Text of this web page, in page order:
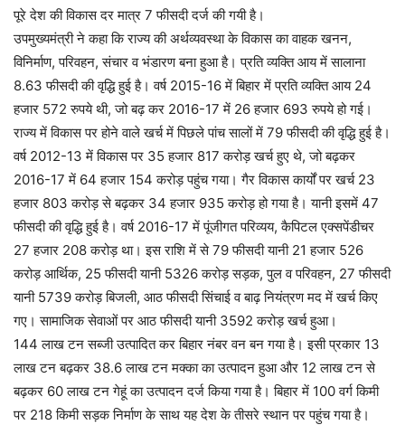
पूरे देश की विकास दर मात्र 7 फीसदी दर्ज की गयी है।
उपमुख्यमंत्री ने कहा कि राज्य की अर्थव्यवस्था के विकास का वाहक खनन,
विनिर्माण, परिवहन, संचार व भंडारण बना हुआ है। प्रति व्यक्ति आय में सालाना
8.63 फीसदी की वृद्धि हुई है। वर्ष 2015-16 में बिहार में प्रति व्यक्ति आय 24
हजार 572 रुपये थी, जो बढ़ कर 2016-17 में 26 हजार 693 रुपये हो गई।
राज्य में विकास पर होने वाले खर्च में पिछले पांच सालों में 79 फीसदी की वृद्धि हुई है।
वर्ष 2012-13 में विकास पर 35 हजार 817 करोड़ खर्च हुए थे, जो बढ़कर
2016-17 में 64 हजार 154 करोड़ पहुंच गया। गैर विकास कार्यों पर खर्च 23
हजार 803 करोड़ से बढ़कर 34 हजार 935 करोड़ हो गया है। यानी इसमें 47
फीसदी की वृद्धि हुई है। वर्ष 2016-17 में पूंजीगत परिव्यय, कैपिटल एक्सपेंडीचर
27 हजार 208 करोड़ था। इस राशि में से 79 फीसदी यानी 21 हजार 526
करोड़ आर्थिक, 25 फीसदी यानी 5326 करोड़ सड़क, पुल व परिवहन, 27 फीसदी
यानी 5739 करोड़ बिजली, आठ फीसदी सिंचाई व बाढ़ नियंत्रण मद में खर्च किए
गए। सामाजिक सेवाओं पर आठ फीसदी यानी 3592 करोड़ खर्च हुआ।
144 लाख टन सब्जी उत्पादित कर बिहार नंबर वन बन गया है। इसी प्रकार 13
लाख टन बढ़कर 38.6 लाख टन मक्का का उत्पादन हुआ और 12 लाख टन से
बढ़कर 60 लाख टन गेहूं का उत्पादन दर्ज किया गया है। बिहार में 100 वर्ग किमी
पर 218 किमी सड़क निर्माण के साथ यह देश के तीसरे स्थान पर पहुंच गया है।